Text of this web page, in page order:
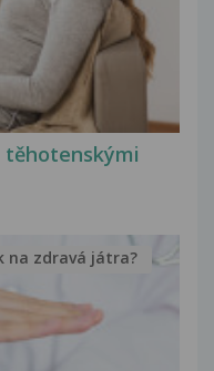
těhotenskými
na zdravá játra?